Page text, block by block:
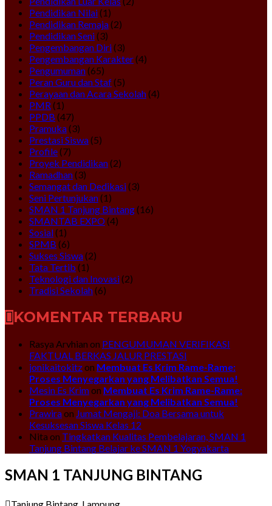
Pendidikan Nilai(1)
Pendidikan Remaja(2)
Pendidikan Seni(3)
Pengembangan Diri(3)
Pengembangan Karakter(4)
Pengumuman(65)
Peran Guru dan Staf(5)
Perayaan dan Acara Sekolah(4)
PMR(1)
PPDB (47)
Pramuka(3)
Prestasi Siswa(5)
Profile(7)
Proyek Pendidikan(2)
Ramadhan(3)
Semangat dan Dedikasi(3)
Seni Pertunjukan(1)
SMAN 1 Tanjung Bintang(16)
SMANTAB EXPO(4)
Sosial(1)
SPMB (6)
Sukses Siswa(2)
Tata Tertib (1)
Teknologi dan Inovasi(2)
Tradisi Sekolah(6)
KOMENTAR TERBARU
Rasya Arvhian on PENGUMUMAN VERIFIKASI
FAKTUAL BERKAS JALUR PRESTASI
jonikaitokitzon Membuat Es Krim Rame-Rame:
Proses Menyegarkan yang Melibatkan Semua!
Mesin Es Krimon Membuat Es Krim Rame-Rame:
Proses Menyegarkan yang Melibatkan Semua!
Prawiraon Jumat Mengaji: Doa Bersama untuk
Kesuksesan Siswa Kelas 12
Nita on Tingkatkan Kualitas Pembelajaran, SMAN 1
Tanjung Bintang Belajar ke SMAN 1 Yogyakarta
SMAN 1 TANJUNG BINTANG